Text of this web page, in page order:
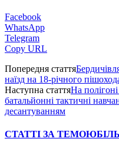
Facebook
WhatsApp
Telegram
Copy URL
Попередня стаття
наїзд на 18-річного
Наступна статтяНа
батальйонні тактичні
десантуванням
СТАТТІ ЗА ТЕМОЮ